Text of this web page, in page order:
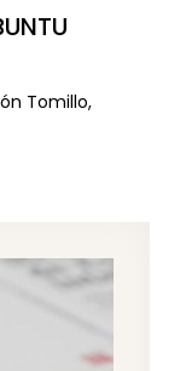
Tomillo,